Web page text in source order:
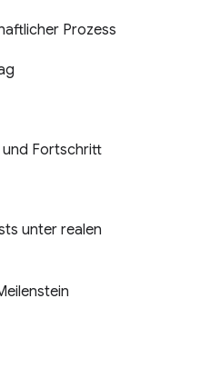
Prozess
und Fortschritt
unter realen